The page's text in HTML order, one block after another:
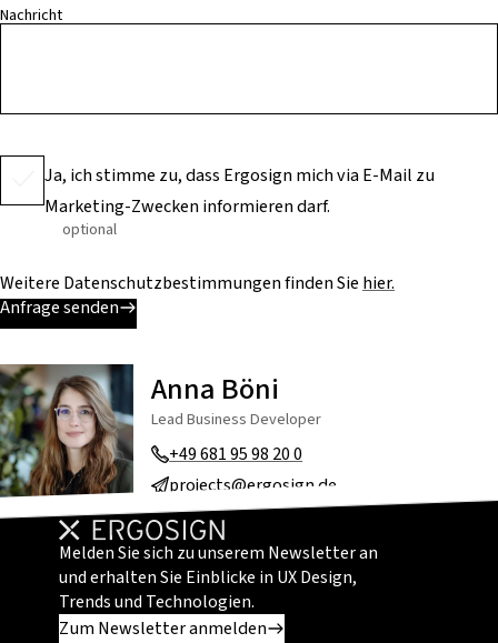
Nachricht
Ja, ich stimme zu, dass Ergosign mich via E-Mail zu
Marketing-Zwecken informieren darf.
optional
Weitere Datenschutzbestimmungen finden Sie hier.
Anfrage senden
Anna Böni
Lead Business Developer
+49 681 95 98 20 0
projects@ergosign.de
Melden Sie sich zu unserem Newsletter an
und erhalten Sie Einblicke in UX Design,
Trends und Technologien.
Zum Newsletter anmelden